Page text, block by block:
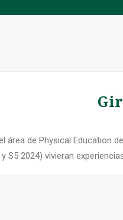
área de Physical
y S5 2024) vivieran